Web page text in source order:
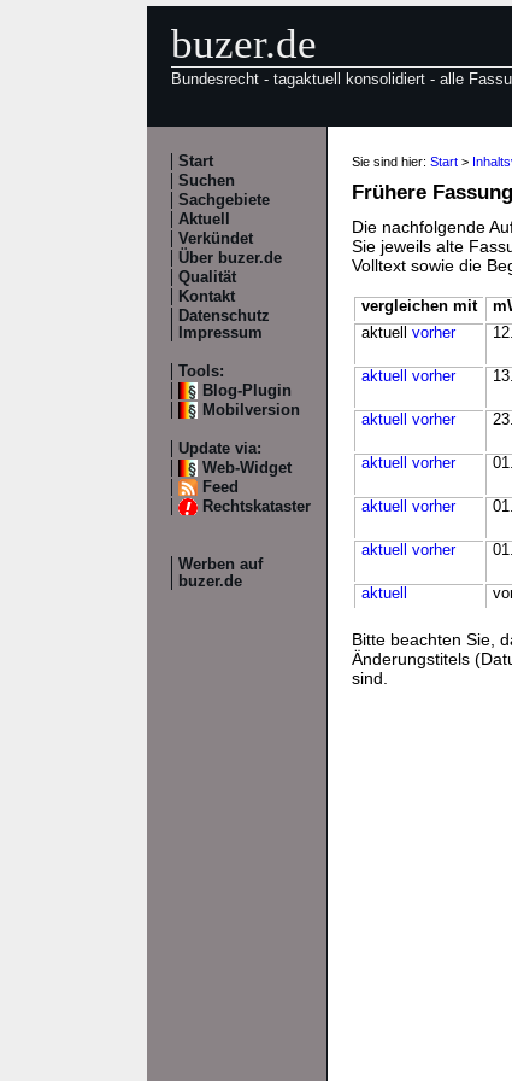
buzer.de
Bundesrecht - tagaktuell konsolidiert - alle
Start
Suchen
Sachgebiete
Aktuell
Verkündet
Über buzer.de
Qualität
Kontakt
Datenschutz
Impressum
Tools:
Blog-Plugin
Mobilversion
Update via:
Web-Widget
Feed
Rechtskataster
Werben auf
buzer.de
Sie sind hier: Start >
Frühere
Die nachfolgende
Sie jeweils alte
Volltext sowie die
vergleichen mit
aktuell vorher
aktuell
vorher
aktuell
vorher
aktuell
vorher
aktuell
vorher
aktuell
vorher
aktuell
Bitte beachten Sie,
Änderungstitels
sind.